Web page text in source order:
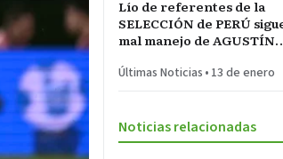
Lío de referentes de la
SELECCIÓN de PERÚ
mal manejo de AGUSTÍN
FEDERACIÓN PERUANA de
Últimas Noticias • 13 de enero
Noticias relacionadas